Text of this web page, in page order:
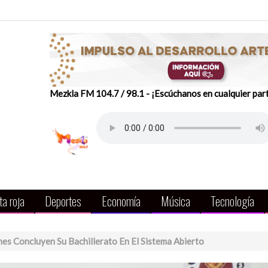
Mezkla FM 104.7 / 98.1 - ¡Escúchanos en cualquier
roja Deportes Economía Música Tecnología
Concluyen Su Bachillerato En El Sistema Abierto